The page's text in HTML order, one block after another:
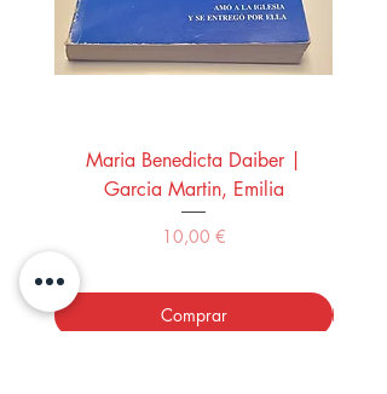
Maria Benedicta Daiber |
Garcia Martin, Emilia
Precio
10,00 €
Comprar